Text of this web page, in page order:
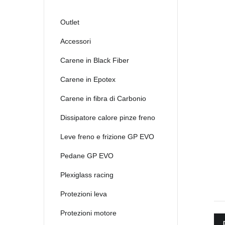
Outlet
Accessori
Carene in Black Fiber
Carene in Epotex
Carene in fibra di Carbonio
Dissipatore calore pinze freno
Leve freno e frizione GP EVO
Pedane GP EVO
Plexiglass racing
Protezioni leva
Protezioni motore